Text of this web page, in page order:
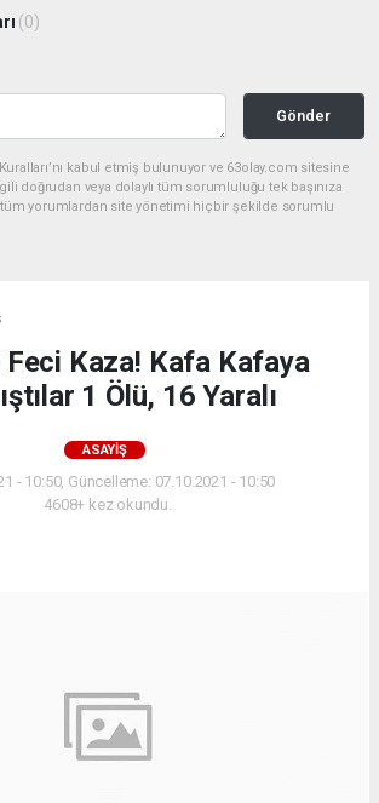
(0)
Gönder
kabul etmiş bulunuyor ve 63olay.com sitesine
doğrudan veya dolaylı tüm sorumluluğu tek başınıza
tüm yorumlardan site yönetimi hiçbir şekilde sorumlu
Feci Kaza! Kafa Kafaya
1 Ölü, 16 Yaralı
ASAYIŞ
- 10:50, Güncelleme: 07.10.2021 - 10:50
4608+ kez okundu.